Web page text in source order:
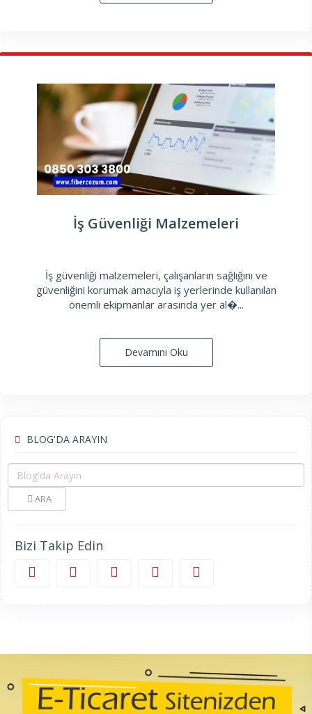
İş Güvenliği Malzemeleri
İş güvenliği malzemeleri, çalışanların sağlığını ve
güvenliğini korumak amacıyla iş yerlerinde kullanılan
önemli ekipmanlar arasında yer al�...
Devamını Oku
BLOG'DA ARAYIN
ARA
Bizi Takip Edin